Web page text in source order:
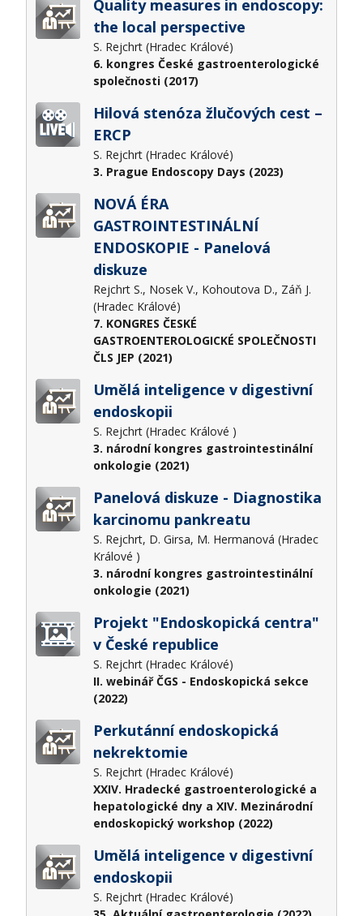
Quality measures in endoscopy:
the local perspective
S. Rejchrt (Hradec Králové)
6. kongres České gastroenterologické
společnosti (2017)
Hilová stenóza žlučových cest –
ERCP
S. Rejchrt (Hradec Králové)
3. Prague Endoscopy Days (2023)
NOVÁ ÉRA
GASTROINTESTINÁLNÍ
ENDOSKOPIE - Panelová
diskuze
Rejchrt S., Nosek V., Kohoutova D., Záň J.
(Hradec Králové)
7. KONGRES ČESKÉ
GASTROENTEROLOGICKÉ SPOLEČNOSTI
ČLS JEP (2021)
Umělá inteligence v digestivní
endoskopii
S. Rejchrt (Hradec Králové )
3. národní kongres gastrointestinální
onkologie (2021)
Panelová diskuze - Diagnostika
karcinomu pankreatu
S. Rejchrt, D. Girsa, M. Hermanová (Hradec
Králové )
3. národní kongres gastrointestinální
onkologie (2021)
Projekt "Endoskopická centra"
v České republice
S. Rejchrt (Hradec Králové)
II. webinář ČGS - Endoskopická sekce
(2022)
Perkutánní endoskopická
nekrektomie
S. Rejchrt (Hradec Králové)
XXIV. Hradecké gastroenterologické a
hepatologické dny a XIV. Mezinárodní
endoskopický workshop (2022)
Umělá inteligence v digestivní
endoskopii
S. Rejchrt (Hradec Králové)